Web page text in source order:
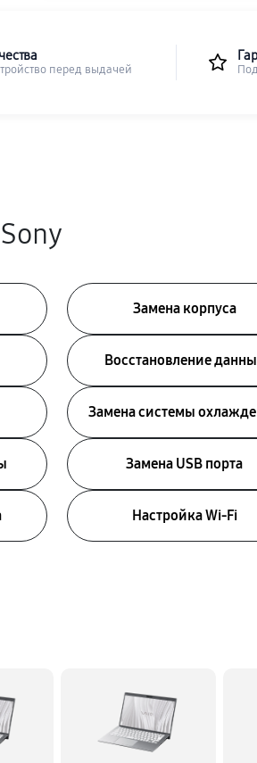
перед выдачей
Замена корпуса
Восстановление
Замена системы
Замена USB порта
Настройка Wi-Fi